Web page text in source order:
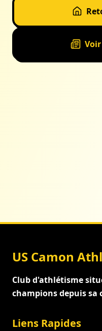
US Camon
Club d'athlétisme
champions depuis sa
Liens Rapides